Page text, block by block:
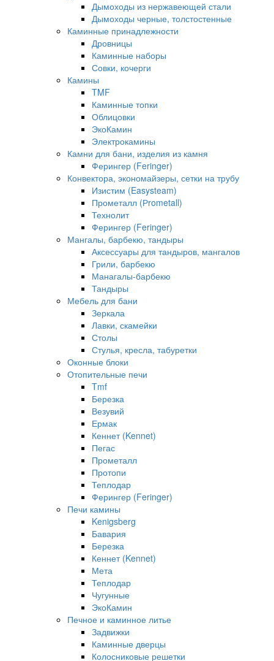
Дымоходы из нержавеющей стали
Дымоходы черные, толстостенные
Каминные принадлежности
Дровницы
Каминные наборы
Совки, кочерги
Камины
TMF
Каминные топки
Облицовки
ЭкоКамин
Электрокамины
Камни для бани, изделия из камня
Ферингер (Feringer)
Конвектора, экономайзеры, сетки на трубу
Изистим (Easysteam)
Прометалл (Рrometall)
Технолит
Ферингер (Feringer)
Мангалы, барбекю, тандыры
Аксессуары для тандыров, мангалов
Грили, барбекю
Манагалы-барбекю
Тандыры
Мебель для бани
Зеркала
Лавки, скамейки
Столы
Стулья, кресла, табуретки
Оконные блоки
Отопительные печи
Tmf
Березка
Везувий
Ермак
Кеннет (Kennet)
Пегас
Прометалл
Протопи
Теплодар
Ферингер (Feringer)
Печи камины
Kenigsberg
Бавария
Березка
Кеннет (Kennet)
Мета
Теплодар
Чугунные
ЭкоКамин
Печное и каминное литье
Задвижки
Каминные дверцы
Колосниковые решетки